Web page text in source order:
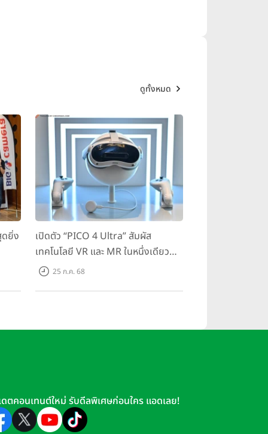
ดูทั้งหมด
ยิ่ง
เปิดตัว “PICO 4 Ultra” สัมผัส
เทคโนโลยี VR และ MR ในหนึ่งเดียว
ยกระดับการทำงานและความบันเทิง
25 ก.ค. 68
ดตคอนเทนต์ใหม่ รับดีลพิเศษก่อนใคร แอดเลย!